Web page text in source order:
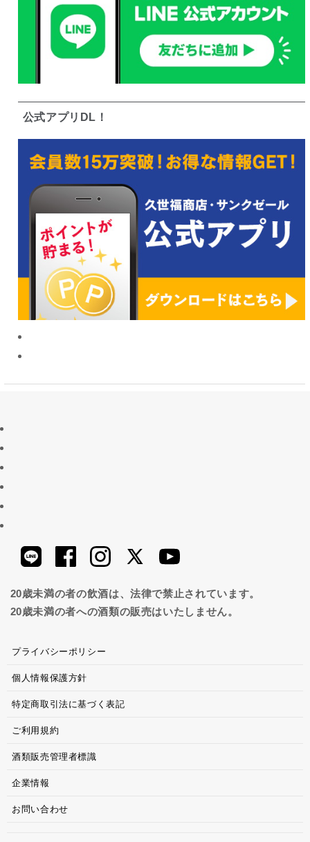
公式アプリDL！
20歳未満の者の飲酒は、法律で禁止されています。
20歳未満の者への酒類の販売はいたしません。
プライバシーポリシー
個人情報保護方針
特定商取引法に基づく表記
ご利用規約
酒類販売管理者標識
企業情報
お問い合わせ